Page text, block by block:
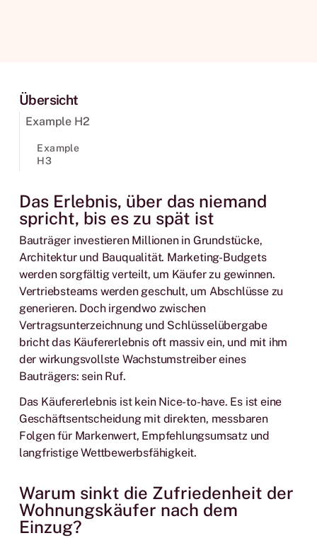
Übersicht
Example H2
Example
H3
Das Erlebnis, über das niemand
spricht, bis es zu spät ist
Bauträger investieren Millionen in Grundstücke,
Architektur und Bauqualität. Marketing-Budgets
werden sorgfältig verteilt, um Käufer zu gewinnen.
Vertriebsteams werden geschult, um Abschlüsse zu
generieren. Doch irgendwo zwischen
Vertragsunterzeichnung und Schlüsselübergabe
bricht das Käufererlebnis oft massiv ein, und mit ihm
der wirkungsvollste Wachstumstreiber eines
Bauträgers: sein Ruf.
Das Käufererlebnis ist kein Nice-to-have. Es ist eine
Geschäftsentscheidung mit direkten, messbaren
Folgen für Markenwert, Empfehlungsumsatz und
langfristige Wettbewerbsfähigkeit.
Warum sinkt die Zufriedenheit der
Wohnungskäufer nach dem
Einzug?